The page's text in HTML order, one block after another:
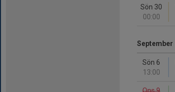
Sön 30
00:00
September
Sön 6
13:00